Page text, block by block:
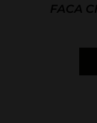
FACA